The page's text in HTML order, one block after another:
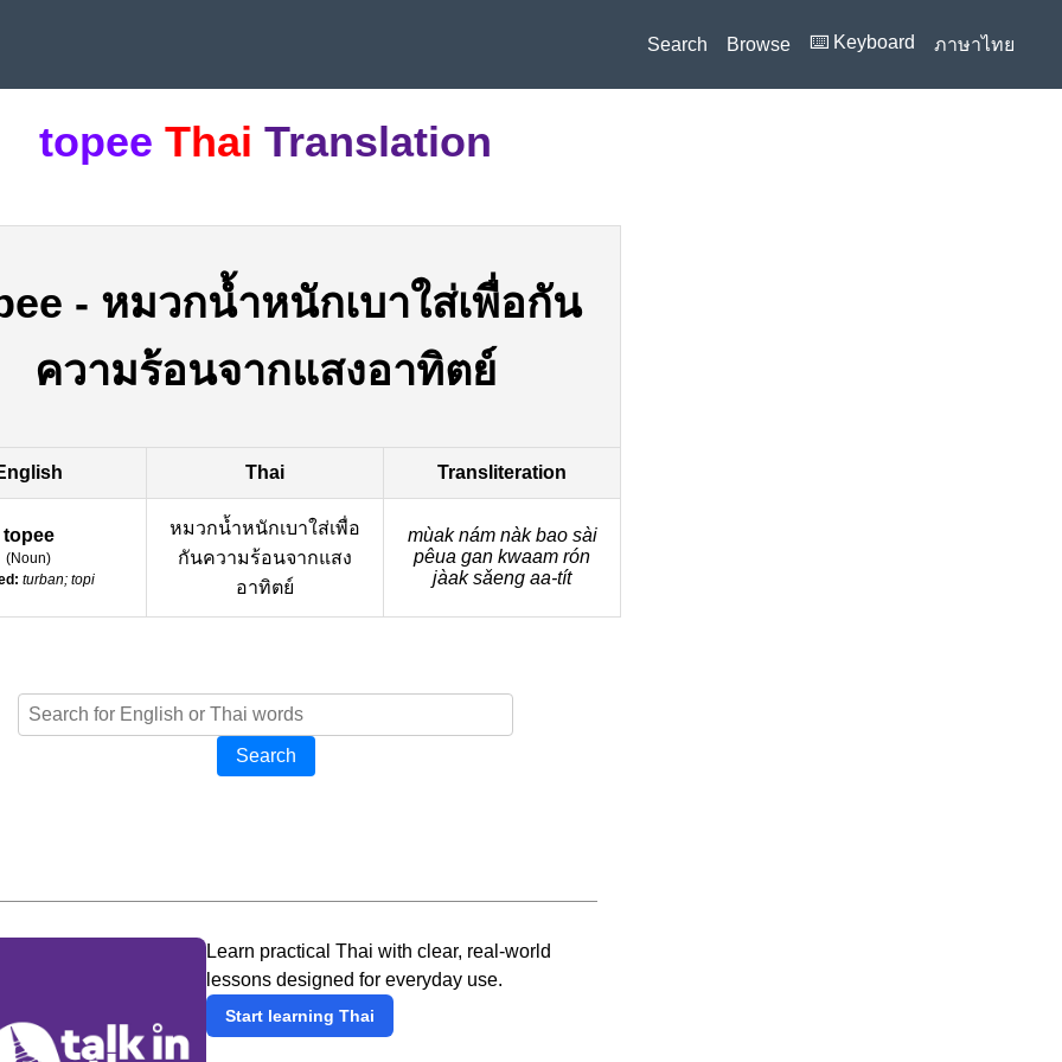
Search Browse ⌨️ Keyboard ภาษาไทย
topee Thai Translation
- หมวกน้ำหนักเบาใส่เพื่อกัน
ความร้อนจากแสงอาทิตย์
Thai Transliteration
topee
(Noun)
turban; topi
หมวกน้ำหนักเบาใส่เพื่อ
กันความร้อนจากแสง
อาทิตย์
mùak nám nàk bao sài
pêua gan kwaam rón
jàak sǎeng aa-tít
Search
Learn practical Thai with clear, real-world
lessons designed for everyday use.
Start learning Thai